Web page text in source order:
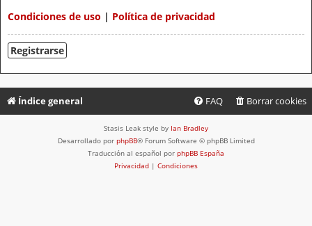
Condiciones de uso | Política de privacidad
Registrarse
Índice general Borrar cookies
FAQ
Stasis Leak style by Ian Bradley
Desarrollado por phpBB® Forum Software © phpBB Limited
Traducción al español por phpBB España
Privacidad | Condiciones